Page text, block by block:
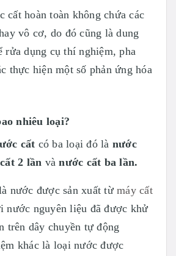
cất hoàn toàn không chứa các
vô cơ, do đó cũng là dung
rửa dụng cụ thí nghiệm, pha
thực hiện một số phản ứng hóa
nhiêu loại?
cất có ba loại đó là nước
2 lần vànước cất ba lần.
nước được sản xuất từ máy cất
nước nguyên liệu đã được khử
trên dây chuyền tự động
khác là loại nước được